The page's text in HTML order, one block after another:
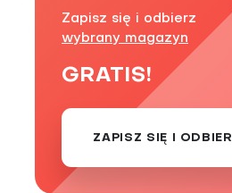
Zapisz się i odbierz
wybrany magazyn
GRATIS!
ZAPISZ SIĘ I